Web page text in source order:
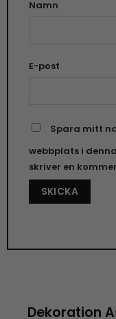
Namn
E-post
Spara mitt
webbplats i
skriver en
Dekoration